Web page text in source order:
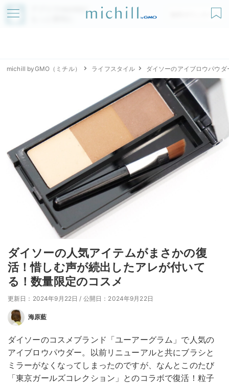
アプリでmichillが
無料ダウンロード
michill byGMO（ミチル） ライフスタイル ダイソーのアイブロウパウダ
ダイソーの人気アイテムがまさかの復
活！惜しむ声が続出したアレが付いて
る！数量限定のコスメ
更新日：2024年9月22日 / 公開日：2024年9月22日
海原藍
ダイソーのコスメブランド「ユーアーグラム」で人気の
アイブロウパウダー。以前リニューアルと共にブラシと
ミラーがなくなってしまったのですが、なんとこのたび
「東京ガールズコレクション」とのコラボで復活！粒子